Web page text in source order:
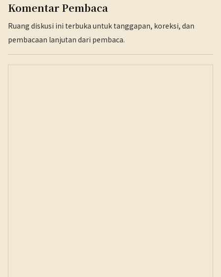
Komentar Pembaca
Ruang diskusi ini terbuka untuk tanggapan, koreksi, dan
pembacaan lanjutan dari pembaca.